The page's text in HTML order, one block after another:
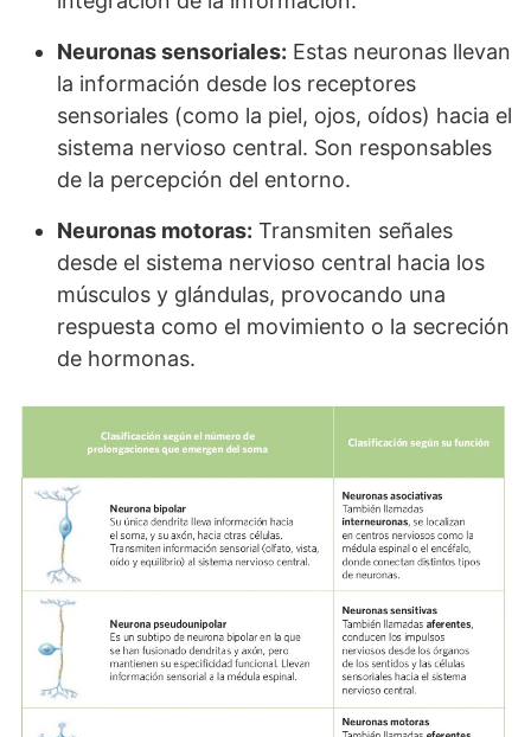
Neuronas sensoriales: Estas neuronas llevan
la información desde los receptores
sensoriales (como la piel, ojos, oídos) hacia el
sistema nervioso central. Son responsables
de la percepción del entorno.
Neuronas motoras: Transmiten señales
desde el sistema nervioso central hacia los
músculos y glándulas, provocando una
respuesta como el movimiento o la secreción
de hormonas.